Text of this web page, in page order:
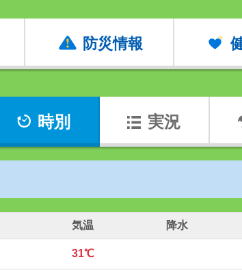
防災情報
時別 実況
気温 降水
31℃